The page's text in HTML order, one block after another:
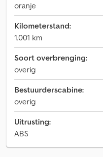
oranje
Kilometerstand:
1.001 km
Soort overbrenging:
overig
Bestuurderscabine:
overig
Uitrusting:
ABS